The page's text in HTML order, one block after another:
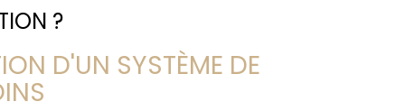
?
D'UN SYSTÈME DE